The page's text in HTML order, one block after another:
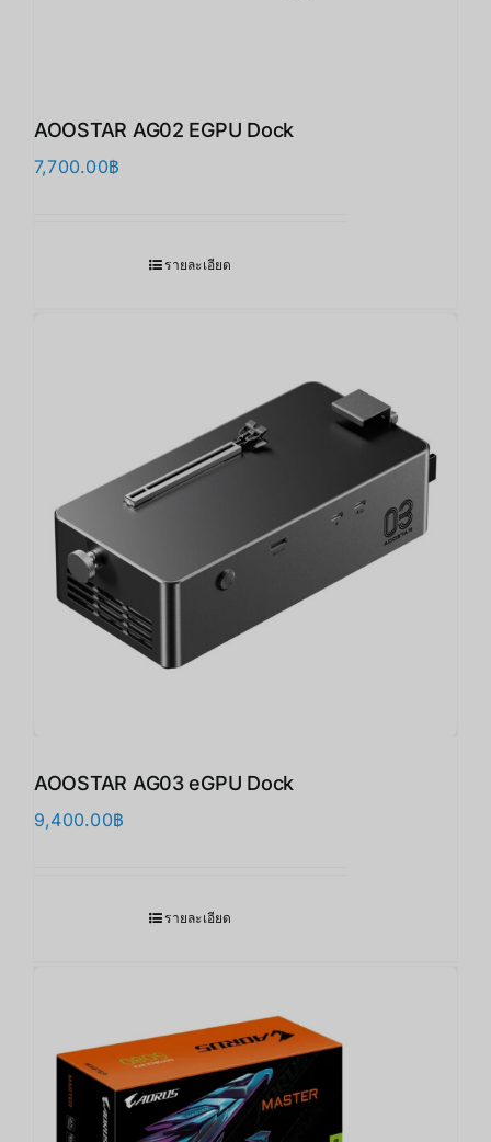
AOOSTAR AG02 EGPU Dock
7,700.00฿
รายละเอียด
AOOSTAR AG03 eGPU Dock
9,400.00฿
รายละเอียด